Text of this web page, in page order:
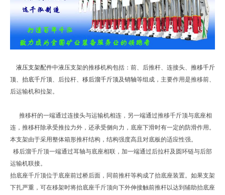
液压支架配件中液压支架的推移机构包括：前、后推杆、连接头、 推移千斤
顶、 抬底千斤顶、后拉杆、 移后溜千斤顶及销轴等组成，主要作用是推移前、
后运输机和拉架。
推移杆的一端通过连接头与运输机相连，另一端通过推移千斤顶与底座相
连，推移杆除承受推拉力外，还承受侧向力，底座下滑时有一定的防滑作用。
本支架由于采用整体箱形推杆结构，结构强度高且对底板的适应性强。
移后溜千斤顶一端通过耳轴与底座相联，加一端通过后拉杆及圆环链与后部
运输机联接。
抬底座千斤顶位于底座前过桥后面，同前推杆等构成了抬底座装置。如果支架
下扎严重，可在移架时将抬底座千斤顶向下外伸接触前推杆以达到辅助抬底座